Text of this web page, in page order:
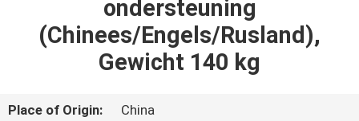
VIDEO'S
ONGEVEER
ONS
ondersteuning
(Chinees/Engels/Rusland),
Gewicht 140 kg
Place of Origin:
China